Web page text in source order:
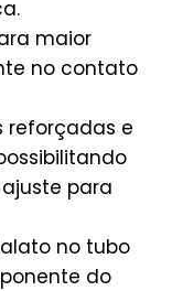
maior
no contato
reforçadas e
para
no tubo
do